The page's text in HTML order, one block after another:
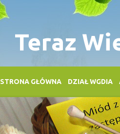
Teraz
STRONA GŁÓWNA DZIAŁ WGDIA